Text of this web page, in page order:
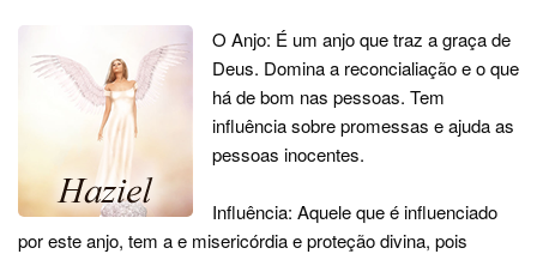
O Anjo: É um anjo que traz a graça de
Deus. Domina a reconcialiação e o que
há de bom nas pessoas. Tem
influência sobre promessas e ajuda as
pessoas inocentes.
Influência: Aquele que é influenciado
por este anjo, tem a e misericórdia e proteção divina, pois